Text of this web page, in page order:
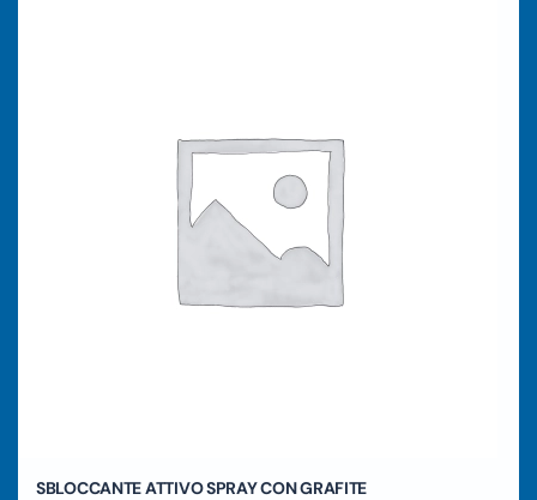
SBLOCCANTE ATTIVO SPRAY CON GRAFITE